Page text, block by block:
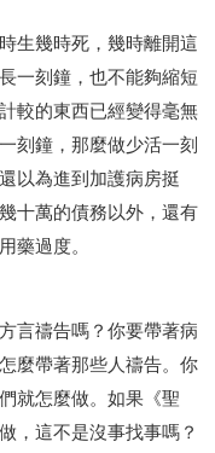
生幾時死，幾時離開這
一刻鐘，也不能夠縮短
較的東西已經變得毫無
刻鐘，那麼做少活一刻
以為進到加護病房挺
十萬的債務以外，還有
藥過度。
言禱告嗎？你要帶著病
麼帶著那些人禱告。你
就怎麼做。如果《聖
，這不是沒事找事嗎？